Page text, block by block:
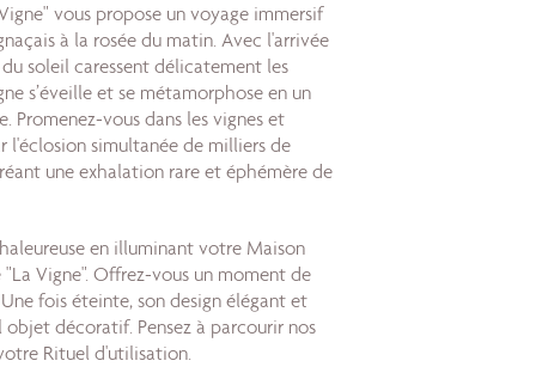
vous propose un voyage immersif
à la rosée du matin. Avec l'arrivée
soleil caressent délicatement les
s’éveille et se métamorphose en un
Promenez-vous dans les vignes et
l'éclosion simultanée de milliers de
une exhalation rare et éphémère de
en illuminant votre Maison
Vigne". Offrez-vous un moment de
fois éteinte, son design élégant et
décoratif. Pensez à parcourir nos
Rituel d'utilisation.